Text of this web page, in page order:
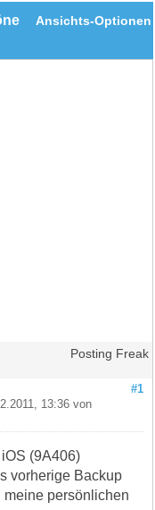
Ansichts-Optionen
Posting Freak
#1
13:36 von
(9A406)
vorherige Backup
persönlichen